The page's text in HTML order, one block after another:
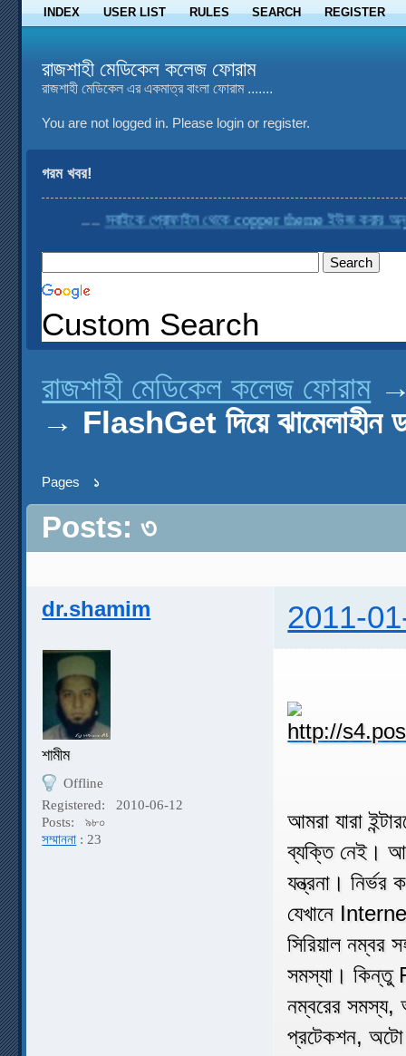
INDEX USER LIST RULES SEARCH REGISTER
রাজশাহী মেডিকেল কলেজ ফোরাম
রাজশাহী মেডিকেল এর একমাত্র বাংলা ফোরাম .......
You are not logged in. Please login or register.
গরম খবর!
....সবাইকে প্রোফাইল থেকে copper theme ইউজ করার
Custom Search
রাজশাহী মেডিকেল কলেজ ফোরাম
→ FlashGet দিয়ে ঝামেলাহীন
Pages ১
Posts: ৩
dr.shamim 2011-
শামীম
Offline
Registered:
2010-06-12
Posts:
৯৮০
সম্মাননা : 23
আমরা যারা
ব্যক্তি নেই।
যন্ত্রনা।
যেখানে
সিরিয়াল নম্বর
সমস্যা। কিন্তু
নম্বরের সমস্য,
প্রটেকশন, অটো